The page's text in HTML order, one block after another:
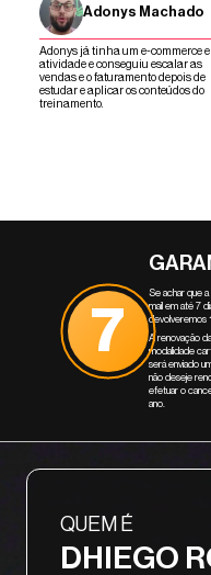
Adonys Machado
Adonys já tinha um e-commerce
atividade e conseguiu escalar as
vendas e o faturamento depois de
estudar e aplicar os conteúdos do
treinamento.
7
Se achar que
mail em até 7
devolveremos
A renovação
modalidade
será enviado
não deseje
efetuar o
ano.
QUEM É
DHIEGO